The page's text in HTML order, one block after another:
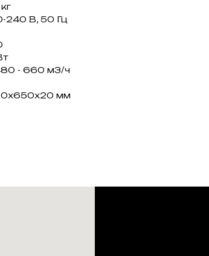
240 В, 50 Гц
- 660 м3/ч
мм